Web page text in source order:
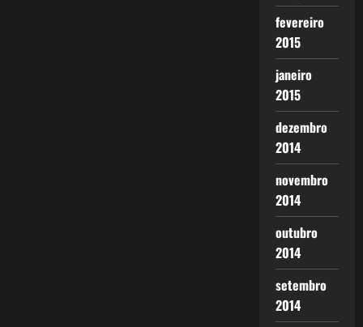
fevereiro
2015
janeiro
2015
dezembro
2014
novembro
2014
outubro
2014
setembro
2014